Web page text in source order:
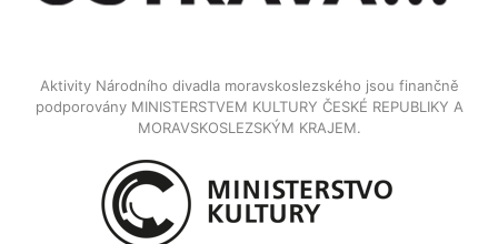
Aktivity Národního divadla moravskoslezského jsou finančně
podporovány MINISTERSTVEM KULTURY ČESKÉ REPUBLIKY A
MORAVSKOSLEZSKÝM KRAJEM.